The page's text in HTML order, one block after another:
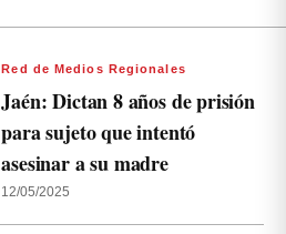
Red de Medios Regionales
Jaén: Dictan 8 años de prisión
para sujeto que intentó
asesinar a su madre
12/05/2025